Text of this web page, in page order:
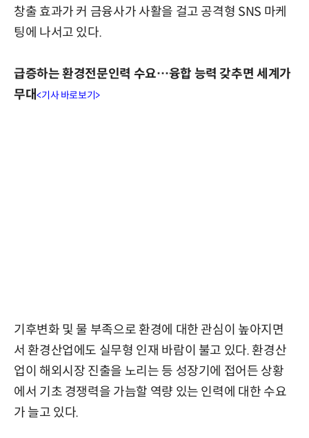
창출 효과가 커 금융사가 사활을 걸고 공격형 SNS 마케
팅에 나서고 있다.
급증하는 환경전문인력 수요…융합 능력 갖추면 세계가
무대<기사 바로보기>
기후변화 및 물 부족으로 환경에 대한 관심이 높아지면
서 환경산업에도 실무형 인재 바람이 불고 있다. 환경산
업이 해외시장 진출을 노리는 등 성장기에 접어든 상황
에서 기초 경쟁력을 가늠할 역량 있는 인력에 대한 수요
가 늘고 있다.